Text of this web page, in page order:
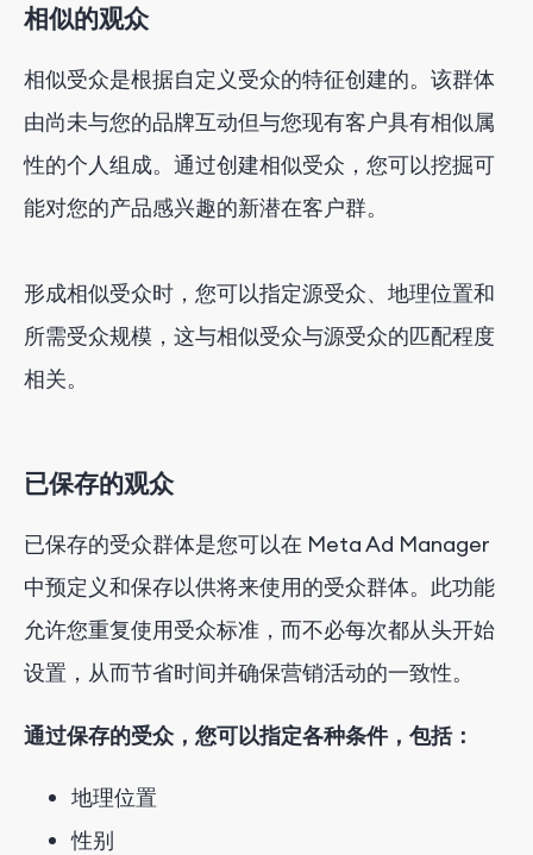
相似的观众
相似受众是根据自定义受众的特征创建的。该群体
由尚未与您的品牌互动但与您现有客户具有相似属
性的个人组成。通过创建相似受众，您可以挖掘可
能对您的产品感兴趣的新潜在客户群。
形成相似受众时，您可以指定源受众、地理位置和
所需受众规模，这与相似受众与源受众的匹配程度
相关。
已保存的观众
已保存的受众群体是您可以在 Meta Ad Manager
中预定义和保存以供将来使用的受众群体。此功能
允许您重复使用受众标准，而不必每次都从头开始
设置，从而节省时间并确保营销活动的一致性。
通过保存的受众，您可以指定各种条件，包括：
地理位置
性别